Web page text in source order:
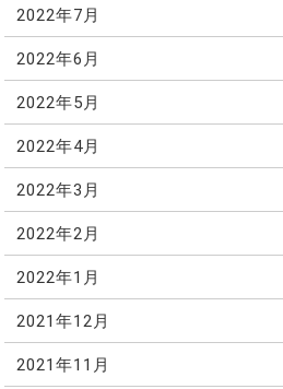
2022年7月
2022年6月
2022年5月
2022年4月
2022年3月
2022年2月
2022年1月
2021年12月
2021年11月